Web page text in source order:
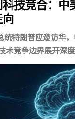
技竞合：中
统特朗普应邀访华
术竞争边界展开深